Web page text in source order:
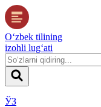
O‘zbek tilining
izohli lug‘ati
ЎЗ